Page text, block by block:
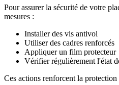
Pour assurer la sécurité de votre
mesures :
Installer des vis antivol
Utiliser des cadres renforcés
Appliquer un film protecteur
Vérifier régulièrement l'état
Ces actions renforcent la